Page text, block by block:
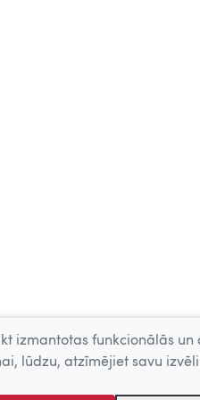
izmantotas funkcionālās
lūdzu, atzīmējiet savu